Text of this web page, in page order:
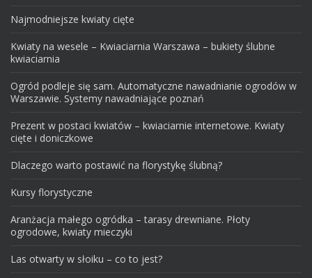
Najmodniejsze kwiaty cięte
Kwiaty na wesele – Kwiaciarnia Warszawa – bukiety ślubne
kwiaciarnia
Ogród podleje się sam. Automatyczne nawadnianie ogrodów w
Warszawie. Systemy nawadniające poznań
Prezent w postaci kwiatów – kwiaciarnie internetowe. Kwiaty
cięte i doniczkowe
Dlaczego warto postawić na florystykę ślubną?
Kursy florystyczne
Aranżacja małego ogródka – tarasy drewniane. Płoty
ogrodowe, kwiaty mieczyki
Las otwarty w słoiku – co to jest?